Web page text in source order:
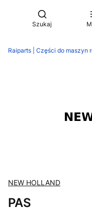
Otwórz
Szukaj
Raiparts | Części do maszyn
NEW HOLLAND
PAS